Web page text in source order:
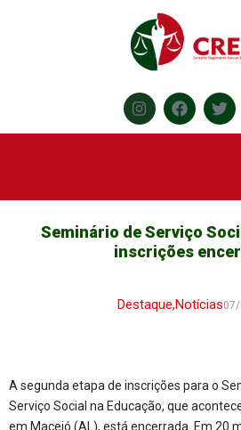
Seminário de Serviço
inscrições
Destaque,Notícias
A segunda etapa de inscrições para o
Serviço Social na Educação, que
em Maceió (AL), está encerrada. Em 20